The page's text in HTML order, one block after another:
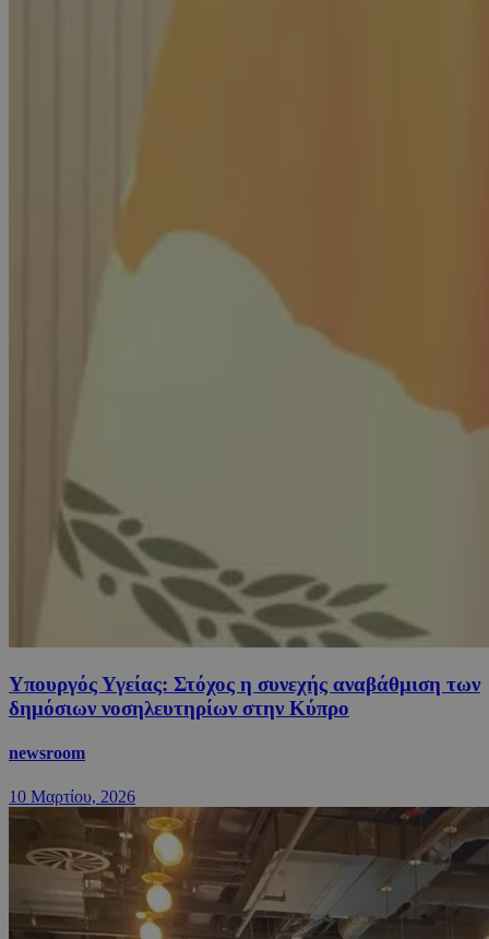
Υπουργός Υγείας: Στόχος η συνεχής αναβάθμιση των
δημόσιων νοσηλευτηρίων στην Κύπρο
newsroom
10 Μαρτίου, 2026